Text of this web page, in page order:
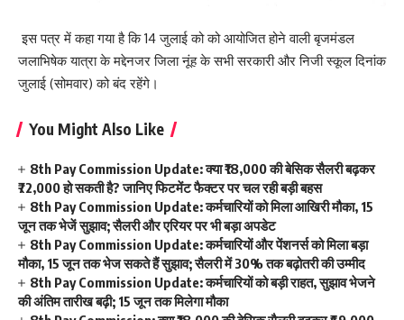
इस पत्र में कहा गया है कि 14 जुलाई को को आयोजित होने वाली बृजमंडल
जलाभिषेक यात्रा के मद्देनजर जिला नूंह के सभी सरकारी और निजी स्कूल दिनांक
जुलाई (सोमवार) को बंद रहेंगे।
You Might Also Like
8th Pay Commission Update: क्या ₹18,000 की बेसिक सैलरी बढ़कर
₹72,000 हो सकती है? जानिए फिटमेंट फैक्टर पर चल रही बड़ी बहस
8th Pay Commission Update: कर्मचारियों को मिला आखिरी मौका, 15
जून तक भेजें सुझाव; सैलरी और एरियर पर भी बड़ा अपडेट
8th Pay Commission Update: कर्मचारियों और पेंशनर्स को मिला बड़ा
मौका, 15 जून तक भेज सकते हैं सुझाव; सैलरी में 30% तक बढ़ोतरी की उम्मीद
8th Pay Commission Update: कर्मचारियों को बड़ी राहत, सुझाव भेजने
की अंतिम तारीख बढ़ी; 15 जून तक मिलेगा मौका